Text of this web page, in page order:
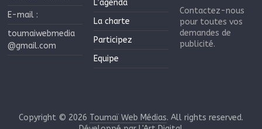
E-mail :
toumaiwebmedia
@gmail.com
L’agenda
La charte
Participez
Equipe
Contactez-nous
pour toutes vos
demandes de
publicité.
Copyright © 2026 Toumaï Web Médias. All rights reserved.